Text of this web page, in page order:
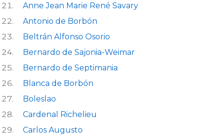
Anne Jean Marie René Savary
Antonio de Borbón
Beltrán Alfonso Osorio
Bernardo de Sajonia-Weimar
Bernardo de Septimania
Blanca de Borbón
Boleslao
Cardenal Richelieu
Carlos Augusto